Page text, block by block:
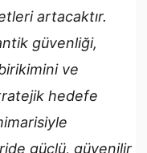
artacaktır.
güvenliği,
ve
hedefe
güçlü, güvenilir